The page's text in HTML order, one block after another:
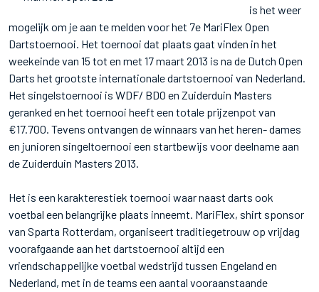
is het weer
mogelijk om je aan te melden voor het 7e MariFlex Open
Dartstoernooi. Het toernooi dat plaats gaat vinden in het
weekeinde van 15 tot en met 17 maart 2013 is na de Dutch Open
Darts het grootste internationale dartstoernooi van Nederland.
Het singelstoernooi is WDF/ BDO en Zuiderduin Masters
geranked en het toernooi heeft een totale prijzenpot van
€17.700. Tevens ontvangen de winnaars van het heren- dames
en junioren singeltoernooi een startbewijs voor deelname aan
de Zuiderduin Masters 2013.
Het is een karakterestiek toernooi waar naast darts ook
voetbal een belangrijke plaats inneemt. MariFlex, shirt sponsor
van Sparta Rotterdam, organiseert traditiegetrouw op vrijdag
voorafgaande aan het dartstoernooi altijd een
vriendschappelijke voetbal wedstrijd tussen Engeland en
Nederland, met in de teams een aantal vooraanstaande